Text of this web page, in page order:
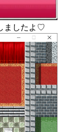
ましたよ♡